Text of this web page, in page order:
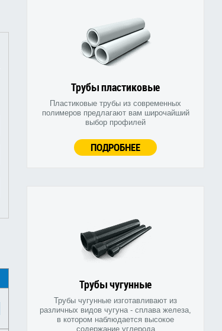
Трубы пластиковые
Пластиковые трубы из современных
полимеров предлагают вам широчайший
выбор профилей
ПОДРОБНЕЕ
Трубы чугунные
Трубы чугунные изготавливают из
различных видов чугуна - сплава железа,
в котором наблюдается высокое
содержание углерода